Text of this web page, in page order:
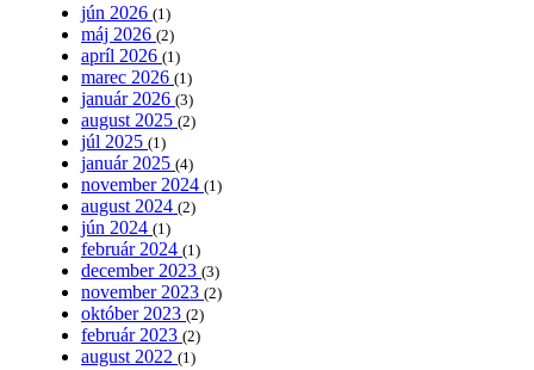
jún 2026 (1)
máj 2026 (2)
apríl 2026 (1)
marec 2026 (1)
január 2026 (3)
august 2025 (2)
júl 2025 (1)
január 2025 (4)
november 2024 (1)
august 2024 (2)
jún 2024 (1)
február 2024 (1)
december 2023 (3)
november 2023 (2)
október 2023 (2)
február 2023 (2)
august 2022 (1)